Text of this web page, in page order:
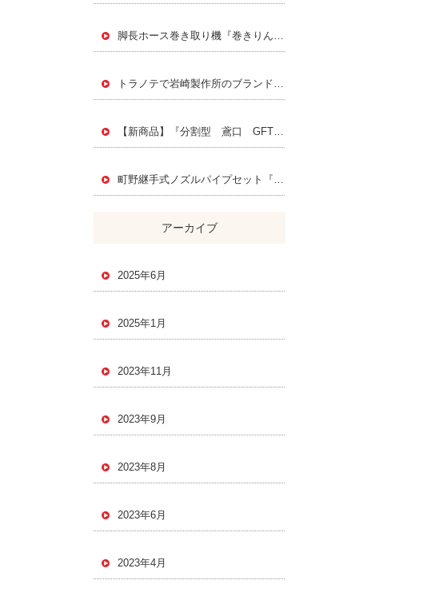
脚長ホース巻き取り機『巻きりん』 Instagramで紹介されました！
トラノテで岩崎製作所のブランドページを公開されました！
【新商品】『分割型 鳶口 GFT』PAT.P
町野継手式ノズルパイプセット『FMK』
アーカイブ
2025年6月
2025年1月
2023年11月
2023年9月
2023年8月
2023年6月
2023年4月